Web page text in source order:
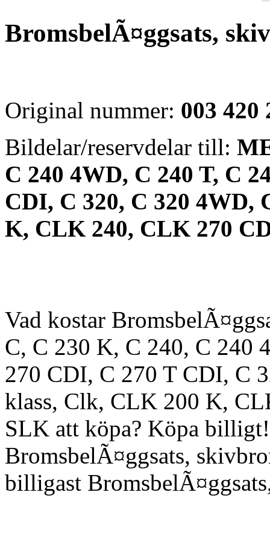
BromsbelÃ¤ggsats,
Original nummer: 003 420
Bildelar/reservdelar till:
C 240 4WD, C 240 T, C
CDI, C 320, C 320 4WD,
K, CLK 240, CLK 270
Vad kostar
C, C 230 K, C 240, C 240
270 CDI, C 270 T CDI, C
klass, Clk, CLK 200 K,
SLK att köpa? Köpa
BromsbelÃ¤ggsats,
billigast